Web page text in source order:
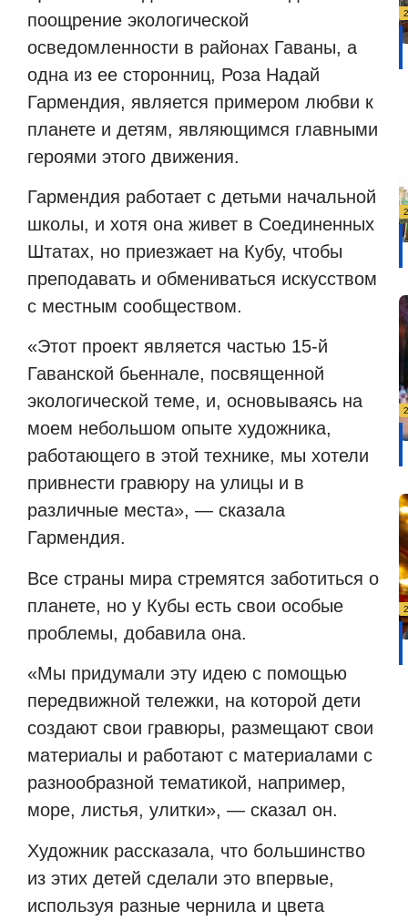
поощрение экологической
осведомленности в районах Гаваны, а
одна из ее сторонниц, Роза Надай
Гармендия, является примером любви к
планете и детям, являющимся главными
героями этого движения.
Гармендия работает с детьми начальной
школы, и хотя она живет в Соединенных
Штатах, но приезжает на Кубу, чтобы
преподавать и обмениваться искусством
с местным сообществом.
«Этот проект является частью 15-й
Гаванской бьеннале, посвященной
экологической теме, и, основываясь на
моем небольшом опыте художника,
работающего в этой технике, мы хотели
привнести гравюру на улицы и в
различные места», — сказала
Гармендия.
Все страны мира стремятся заботиться о
планете, но у Кубы есть свои особые
проблемы, добавила она.
«Мы придумали эту идею с помощью
передвижной тележки, на которой дети
создают свои гравюры, размещают свои
материалы и работают с материалами с
разнообразной тематикой, например,
море, листья, улитки», — сказал он.
Художник рассказала, что большинство
из этих детей сделали это впервые,
используя разные чернила и цвета